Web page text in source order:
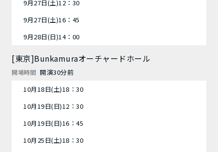
9月27日(土)12：30
9月27日(土)16：45
9月28日(日)14：00
[東京]Bunkamuraオーチャードホール
開場時間 開演30分前
10月18日(土)18：30
10月19日(日)12：30
10月19日(日)16：45
10月25日(土)18：30